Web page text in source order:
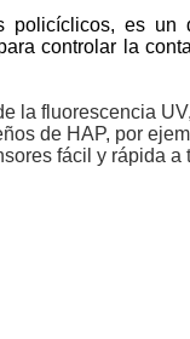
policíclicos, es un
controlar la
la fluorescencia
de HAP, por
fácil y rápida a